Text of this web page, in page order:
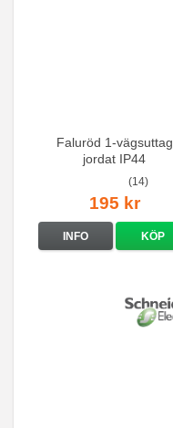
Faluröd 1-vägsuttag
jordat IP44
(14)
195 kr
INFO KÖP